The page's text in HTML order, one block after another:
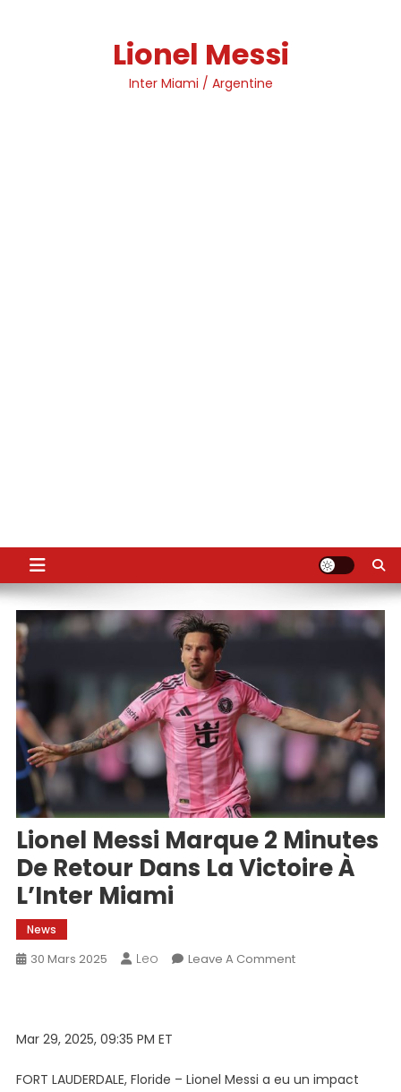
Lionel Messi
Inter Miami / Argentine
Lionel Messi Marque 2 Minutes
De Retour Dans La Victoire À
L’Inter Miami
News
30 Mars 2025 Leo Leave A CommentOn
De
Mar 29, 2025, 09:35 PM ET
FORT LAUDERDALE, Floride – Lionel Messi a eu un impact